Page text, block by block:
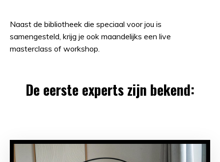
Naast de bibliotheek die speciaal voor jou is
samengesteld, krijg je ook maandelijks een live
masterclass of workshop.
De eerste experts zijn bekend: